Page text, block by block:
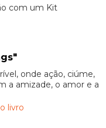
com um Kit
onde ação, ciúme,
a amizade, o amor e a